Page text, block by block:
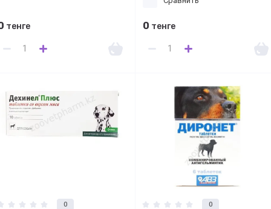
тенге 0 тенге
0 0